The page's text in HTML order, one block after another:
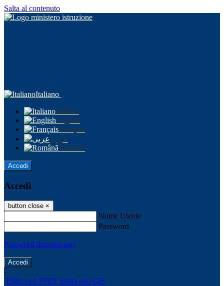
Salta al contenuto
Italiano
Italiano
English
Français
عربى
Română
Accedi
Accedi
button close ×
Nome Utente
Password
Password dimenticata?
-
Entra con SPID Entra con CIE